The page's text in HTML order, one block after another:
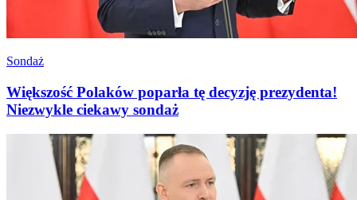
Sondaż
Większość Polaków poparła tę decyzję prezydenta!
Niezwykle ciekawy sondaż